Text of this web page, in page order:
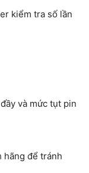
kiểm tra số lần
và mức tụt pin
hãng để tránh